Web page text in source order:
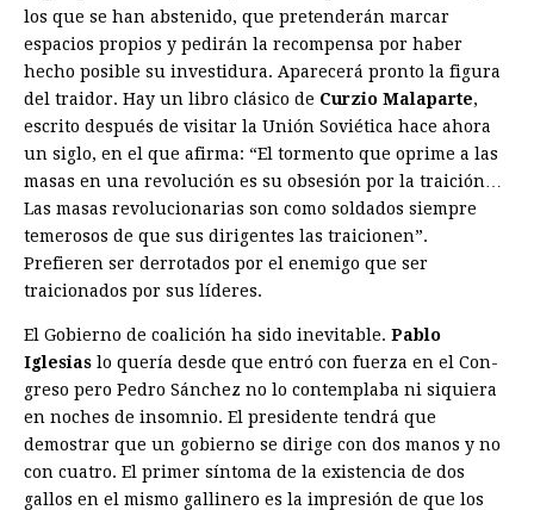
los que se han abstenido, que pretenderán marcar
espacios propios y pedirán la recompensa por haber
hecho posible su investidura. Aparecerá pronto la figura
del traidor. Hay un libro clásico de Curzio Malaparte,
escrito después de visitar la Unión Soviética hace ahora
un siglo, en el que afirma: “El tormento que oprime a las
masas en una revolución es su obsesión por la traición…
Las masas revolucionarias son como soldados siempre
temerosos de que sus dirigentes las traicionen”.
Prefieren ser derrotados por el enemigo que ser
traicionados por sus líderes.
El Gobierno de coalición ha sido inevitable. Pablo
Iglesias lo quería desde que entró con fuerza en el Con­
greso pero Pedro Sánchez no lo contemplaba ni siquiera
en noches de insomnio. El presidente tendrá que
demostrar que un gobierno se dirige con dos manos y no
con cuatro. El primer síntoma de la existencia de dos
gallos en el mismo gallinero es la impresión de que los